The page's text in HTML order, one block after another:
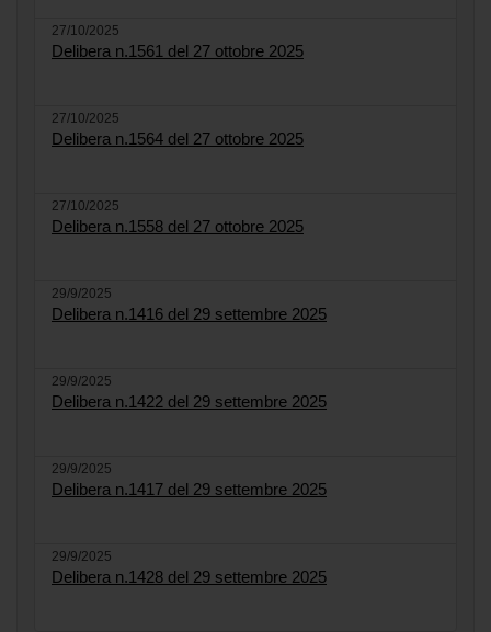
27/10/2025
Delibera n.1561 del 27 ottobre 2025
27/10/2025
Delibera n.1564 del 27 ottobre 2025
27/10/2025
Delibera n.1558 del 27 ottobre 2025
29/9/2025
Delibera n.1416 del 29 settembre 2025
29/9/2025
Delibera n.1422 del 29 settembre 2025
29/9/2025
Delibera n.1417 del 29 settembre 2025
29/9/2025
Delibera n.1428 del 29 settembre 2025